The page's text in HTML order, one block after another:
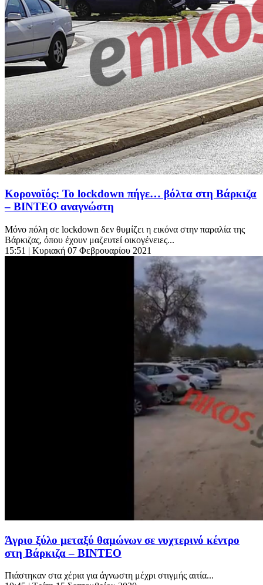
Κορονοϊός: To lockdown πήγε… βόλτα στη Βάρκιζα
– ΒΙΝΤΕΟ αναγνώστη
Μόνο πόλη σε lockdown δεν θυμίζει η εικόνα στην παραλία της
Βάρκιζας, όπου έχουν μαζευτεί οικογένειες...
15:51 | Κυριακή 07 Φεβρουαρίου 2021
Άγριο ξύλο μεταξύ θαμώνων σε νυχτερινό κέντρο
στη Βάρκιζα – ΒΙΝΤΕΟ
Πιάστηκαν στα χέρια για άγνωστη μέχρι στιγμής αιτία...